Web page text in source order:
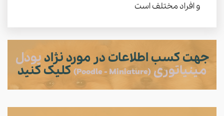
و افراد مختلف است
جهت کسب اطلاعات در مورد نژاد پودل
مینیاتوری (Poodle - Miniature) کلیک کنید